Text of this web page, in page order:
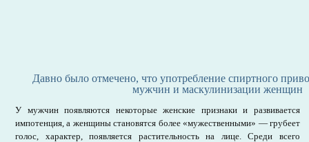
Давно было отмечено, что употребление спиртного
мужчин и маскулинизации женщин
У мужчин появляются некоторые женские признаки и развивается
импотенция, а женщины становятся более «мужественными» — грубеет
голос, характер, появляется растительность на лице. Среди всего